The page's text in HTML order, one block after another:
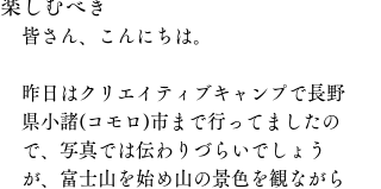
楽しむべき
皆さん、こんにちは。
昨日はクリエイティブキャンプで長野
県小諸(コモロ)市まで行ってましたの
で、写真では伝わりづらいでしょう
が、富士山を始め山の景色を観ながら